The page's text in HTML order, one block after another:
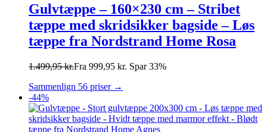
Gulvtæppe – 160×230 cm – Stribet
tæppe med skridsikker bagside – Løs
tæppe fra Nordstrand Home Rosa
1.499,95kr.Fra 999,95 kr. Spar 33%
Sammenlign 56 priser →
-44%